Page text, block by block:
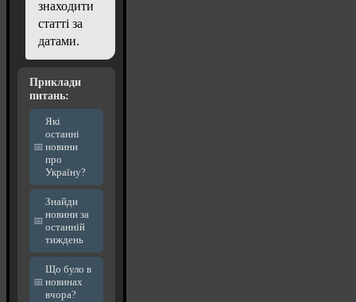
знаходити
статті за
датами.
Приклади
питань:
Які
останні
новини
про
Україну?
Знайди
новини за
останній
тиждень
Що було в
новинах
вчора?